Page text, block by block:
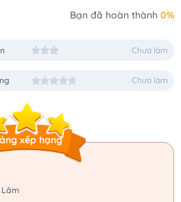
Bạn đã hoàn thành 0%
Chưa làm
Chưa làm
xếp hạng
Lâm